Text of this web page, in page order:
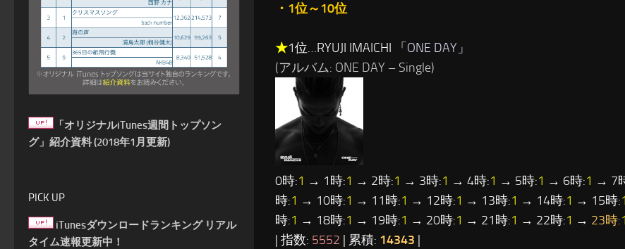
・1位～10位
★1位…RYUJI IMAICHI 「 ONE DAY 」
(アルバム: ONE DAY – Single)
0時:1 → 1時:1 → 2時:1 → 3時:1 → 4時:1 → 5時:1 → 6時:1 → 7
時:1 → 10時:1 → 11時:1 → 12時:1 → 13時:1 → 14時:1 → 15時:1
時:1 → 18時:1 → 19時:1 → 20時:1 → 21時:1 → 22時:1 → 23時:1
| 指数: 5552 | 累積: 14343 |
「オリジナルiTunes週間トップソン
グ」紹介資料 (2018年1月更新)
PICK UP
iTunesダウンロードランキング リアル
タイム速報更新中！